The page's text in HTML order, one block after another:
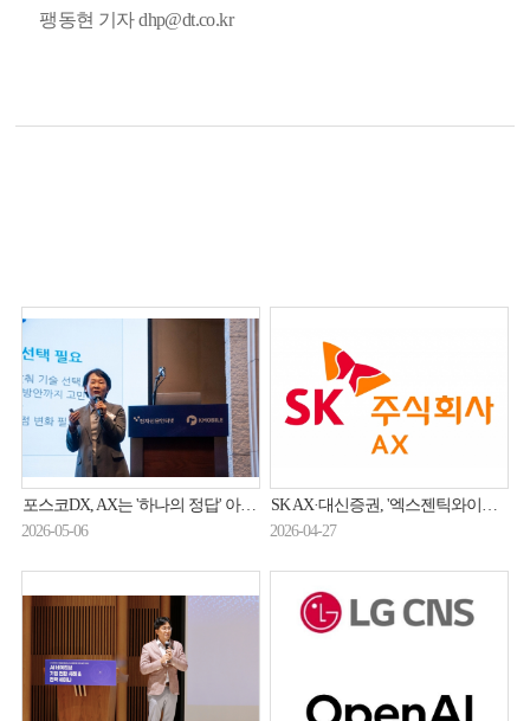
팽동현 기자 dhp@dt.co.kr
포스코DX, AX는 '하나의 정답' 아니다… 과제별 맞춤형 AI 적용 체계 제안
2026-05-06
SK AX·대신증권, '엑스젠틱와이어 NPO'로 금융인프라 운영 혁신
2026-04-27